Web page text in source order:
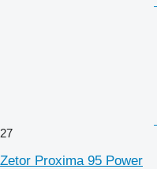
27
Zetor Proxima 95 Power